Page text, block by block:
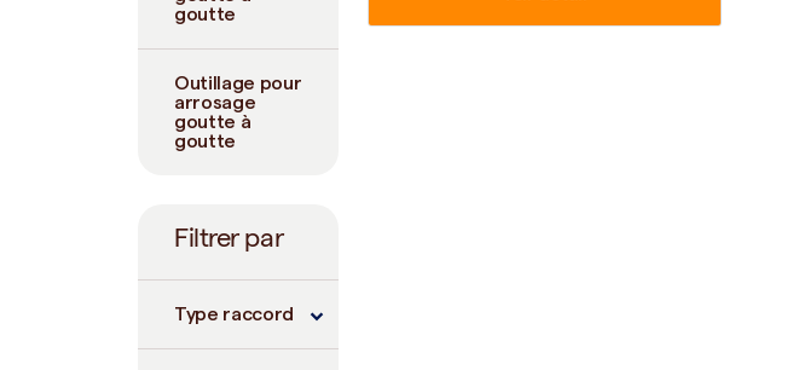
goutte
Outillage pour
arrosage
goutte à
goutte
Filtrer par
Type raccord